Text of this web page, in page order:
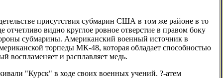
присутствия субмарин США в том же районе в то
видно круглое ровное отверстие в правом боку
субмарины. Американский военный источник в
торпеды МК-48, которая обладает способностью
воспламеняет и расплавляет медь.
"Курск" в ходе своих военных учений. ?-атем